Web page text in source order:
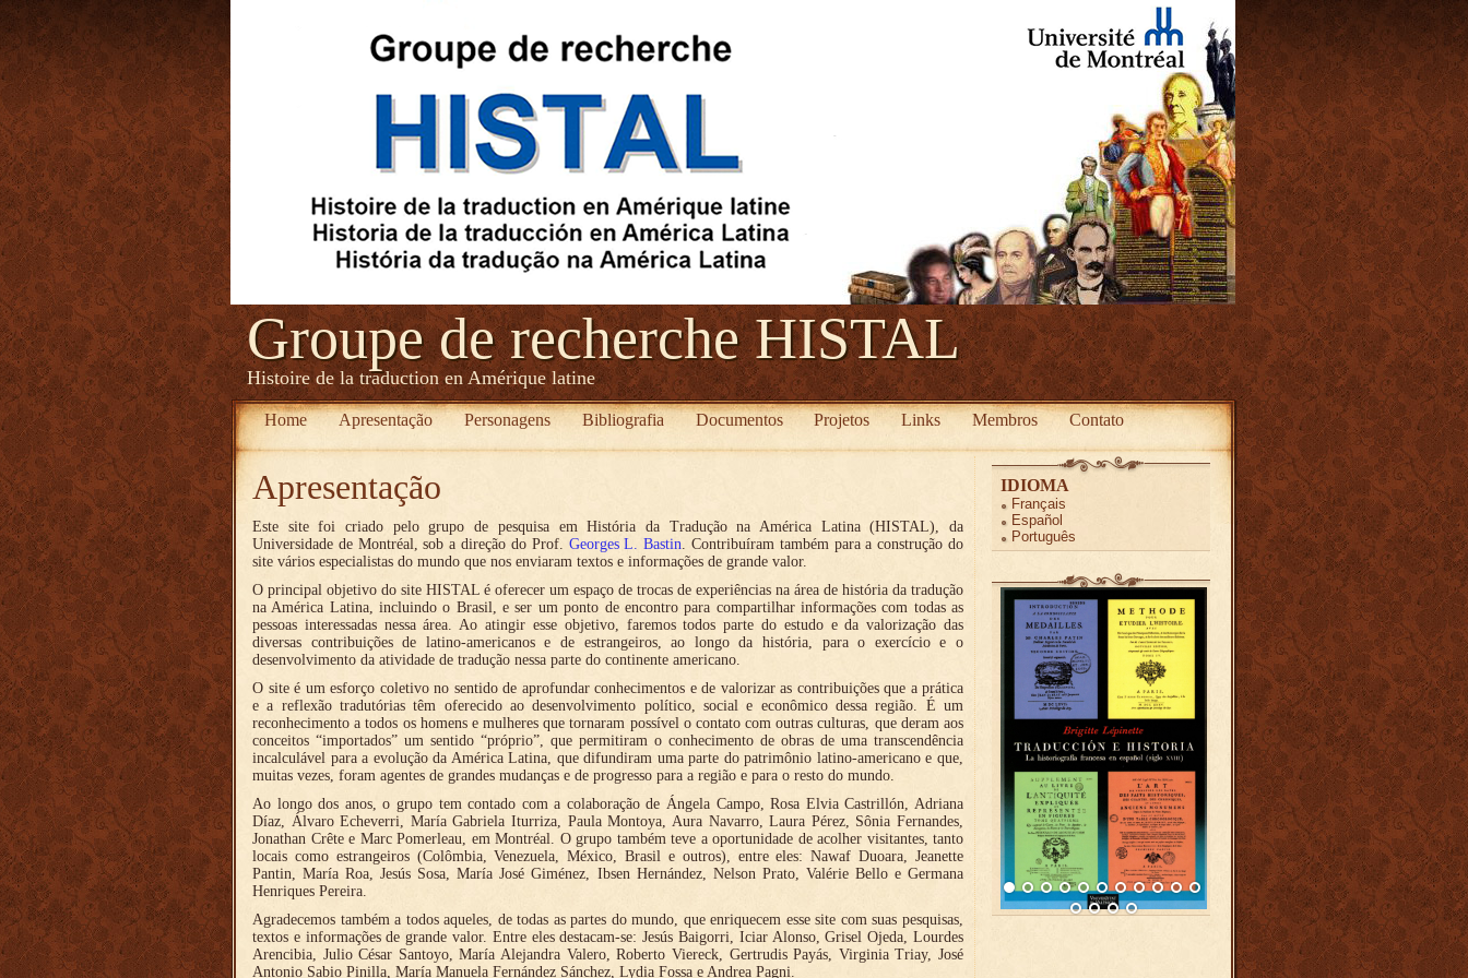
Groupe de recherche HISTAL
Histoire de la traduction en Amérique latine
Home Apresentação Personagens Bibliografia Documentos Projetos Links Membros Contato
Apresentação
Este site foi criado pelo grupo de pesquisa em História da Tradução na América Latina (HISTAL), da
Universidade de Montréal, sob a direção do Prof. Georges L. Bastin. Contribuíram também para a construção do
site vários especialistas do mundo que nos enviaram textos e informações de grande valor.
O principal objetivo do site HISTAL é oferecer um espaço de trocas de experiências na área de história da tradução
na América Latina, incluindo o Brasil, e ser um ponto de encontro para compartilhar informações com todas as
pessoas interessadas nessa área. Ao atingir esse objetivo, faremos todos parte do estudo e da valorização das
diversas contribuições de latino-americanos e de estrangeiros, ao longo da história, para o exercício e o
desenvolvimento da atividade de tradução nessa parte do continente americano.
O site é um esforço coletivo no sentido de aprofundar conhecimentos e de valorizar as contribuições que a prática
e a reflexão tradutórias têm oferecido ao desenvolvimento político, social e econômico dessa região. É um
reconhecimento a todos os homens e mulheres que tornaram possível o contato com outras culturas, que deram aos
conceitos “importados” um sentido “próprio”, que permitiram o conhecimento de obras de uma transcendência
incalculável para a evolução da América Latina, que difundiram uma parte do patrimônio latino-americano e que,
muitas vezes, foram agentes de grandes mudanças e de progresso para a região e para o resto do mundo.
Ao longo dos anos, o grupo tem contado com a colaboração de Ángela Campo, Rosa Elvia Castrillón, Adriana
Díaz, Álvaro Echeverri, María Gabriela Iturriza, Paula Montoya, Aura Navarro, Laura Pérez, Sônia Fernandes,
Jonathan Crête e Marc Pomerleau, em Montréal. O grupo também teve a oportunidade de acolher visitantes, tanto
locais como estrangeiros (Colômbia, Venezuela, México, Brasil e outros), entre eles: Nawaf Duoara, Jeanette
Pantin, María Roa, Jesús Sosa, María José Giménez, Ibsen Hernández, Nelson Prato, Valérie Bello e Germana
Henriques Pereira.
Agradecemos também a todos aqueles, de todas as partes do mundo, que enriquecem esse site com suas pesquisas,
textos e informações de grande valor. Entre eles destacam-se: Jesús Baigorri, Iciar Alonso, Grisel Ojeda, Lourdes
Arencibia, Julio César Santoyo, María Alejandra Valero, Roberto Viereck, Gertrudis Payás, Virginia Triay, José
Antonio Sabio Pinilla, María Manuela Fernández Sánchez, Lydia Fossa e Andrea Pagni.
IDIOMA
Français
Español
Português